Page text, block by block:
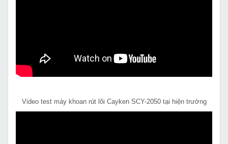
Video test máy khoan rút lõi Cayken SCY-2050 tại hiện trường